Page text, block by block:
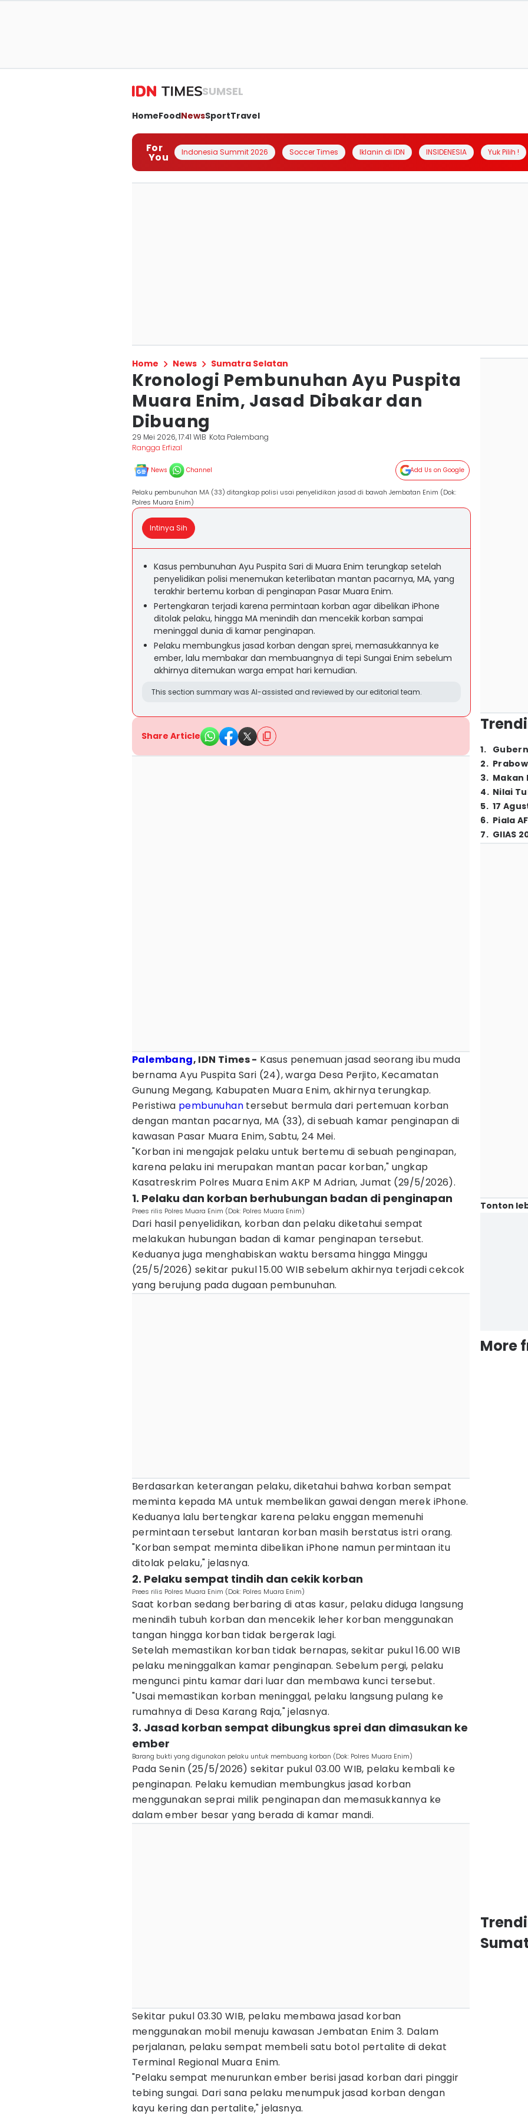
SUMSEL
HomeFoodNewsSportTravel
For
You Indonesia Summit 2026 Soccer Times Iklanin di IDN INSIDENESIA Yuk Pilih !
Home News Sumatra Selatan
Kronologi Pembunuhan Ayu Puspita
Muara Enim, Jasad Dibakar dan
Dibuang
29 Mei 2026, 17:41 WIB Kota Palembang
Rangga Erfizal
News Channel Add Us on Google
Pelaku pembunuhan MA (33) ditangkap polisi usai penyelidikan jasad di bawah Jembatan Enim (Dok:
Polres Muara Enim)
Intinya Sih
Kasus pembunuhan Ayu Puspita Sari di Muara Enim terungkap setelah
penyelidikan polisi menemukan keterlibatan mantan pacarnya, MA, yang
terakhir bertemu korban di penginapan Pasar Muara Enim.
Pertengkaran terjadi karena permintaan korban agar dibelikan iPhone
ditolak pelaku, hingga MA menindih dan mencekik korban sampai
meninggal dunia di kamar penginapan.
Pelaku membungkus jasad korban dengan sprei, memasukkannya ke
ember, lalu membakar dan membuangnya di tepi Sungai Enim sebelum
akhirnya ditemukan warga empat hari kemudian.
This section summary was AI-assisted and reviewed by our editorial team.
Share Article
Palembang, IDN Times - Kasus penemuan jasad seorang ibu muda
bernama Ayu Puspita Sari (24), warga Desa Perjito, Kecamatan
Gunung Megang, Kabupaten Muara Enim, akhirnya terungkap.
Peristiwa pembunuhan tersebut bermula dari pertemuan korban
dengan mantan pacarnya, MA (33), di sebuah kamar penginapan di
kawasan Pasar Muara Enim, Sabtu, 24 Mei.
"Korban ini mengajak pelaku untuk bertemu di sebuah penginapan,
karena pelaku ini merupakan mantan pacar korban," ungkap
Kasatreskrim Polres Muara Enim AKP M Adrian, Jumat (29/5/2026).
1. Pelaku dan korban berhubungan badan di penginapan
Prees rilis Polres Muara Enim (Dok: Polres Muara Enim)
Dari hasil penyelidikan, korban dan pelaku diketahui sempat
melakukan hubungan badan di kamar penginapan tersebut.
Keduanya juga menghabiskan waktu bersama hingga Minggu
(25/5/2026) sekitar pukul 15.00 WIB sebelum akhirnya terjadi cekcok
yang berujung pada dugaan pembunuhan.
Berdasarkan keterangan pelaku, diketahui bahwa korban sempat
meminta kepada MA untuk membelikan gawai dengan merek iPhone.
Keduanya lalu bertengkar karena pelaku enggan memenuhi
permintaan tersebut lantaran korban masih berstatus istri orang.
"Korban sempat meminta dibelikan iPhone namun permintaan itu
ditolak pelaku," jelasnya.
2. Pelaku sempat tindih dan cekik korban
Prees rilis Polres Muara Enim (Dok: Polres Muara Enim)
Saat korban sedang berbaring di atas kasur, pelaku diduga langsung
menindih tubuh korban dan mencekik leher korban menggunakan
tangan hingga korban tidak bergerak lagi.
Setelah memastikan korban tidak bernapas, sekitar pukul 16.00 WIB
pelaku meninggalkan kamar penginapan. Sebelum pergi, pelaku
mengunci pintu kamar dari luar dan membawa kunci tersebut.
"Usai memastikan korban meninggal, pelaku langsung pulang ke
rumahnya di Desa Karang Raja," jelasnya.
3. Jasad korban sempat dibungkus sprei dan dimasukan ke
ember
Barang bukti yang digunakan pelaku untuk membuang korban (Dok: Polres Muara Enim)
Pada Senin (25/5/2026) sekitar pukul 03.00 WIB, pelaku kembali ke
penginapan. Pelaku kemudian membungkus jasad korban
menggunakan seprai milik penginapan dan memasukkannya ke
dalam ember besar yang berada di kamar mandi.
Sekitar pukul 03.30 WIB, pelaku membawa jasad korban
menggunakan mobil menuju kawasan Jembatan Enim 3. Dalam
perjalanan, pelaku sempat membeli satu botol pertalite di dekat
Terminal Regional Muara Enim.
"Pelaku sempat menurunkan ember berisi jasad korban dari pinggir
tebing sungai. Dari sana pelaku menumpuk jasad korban dengan
kayu kering dan pertalite," jelasnya.
1.
2.
3. Makan
4. Nilai
5. 17
6. Piala
7. GIIAS
Tonton
More